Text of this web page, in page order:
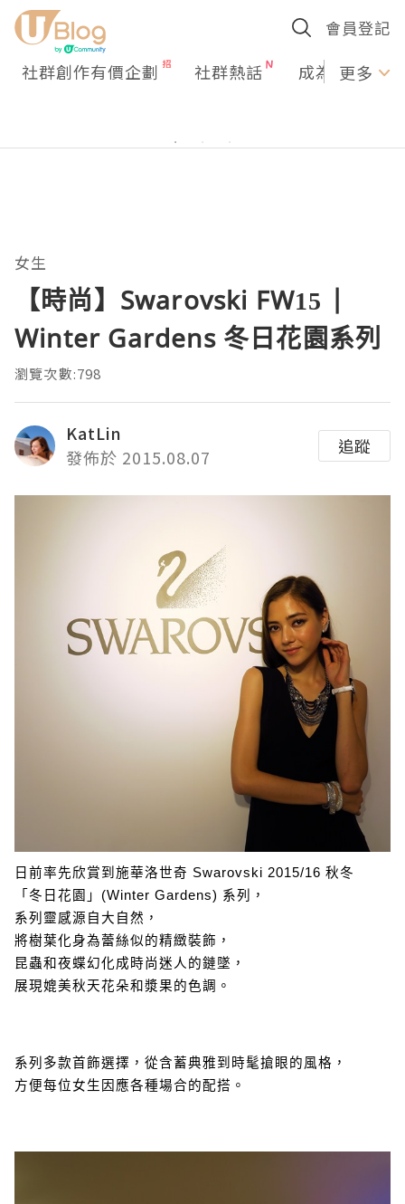
會員登記
社群創作有價企劃 社群熱話 成為U更多
女生
【時尚】Swarovski FW15 |
Winter Gardens 冬日花園系列
瀏覽次數:798
KatLin
發佈於 2015.08.07
追蹤
日前率先欣賞到施華洛世奇 Swarovski 2015/16 秋冬
「冬日花園」(Winter Gardens) 系列，
系列靈感源自大自然，
將樹葉化身為蕾絲似的精緻裝飾，
昆蟲和夜蝶幻化成時尚迷人的鏈墜，
展現媲美秋天花朵和漿果的色調。
系列多款首飾選擇，從含蓄典雅到時髦搶眼的風格，
方便每位女生因應各種場合的配搭。